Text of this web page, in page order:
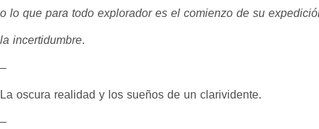
o lo que para todo explorador es el comienzo de su
la incertidumbre.
–
La oscura realidad y los sueños de un clarividente.
–